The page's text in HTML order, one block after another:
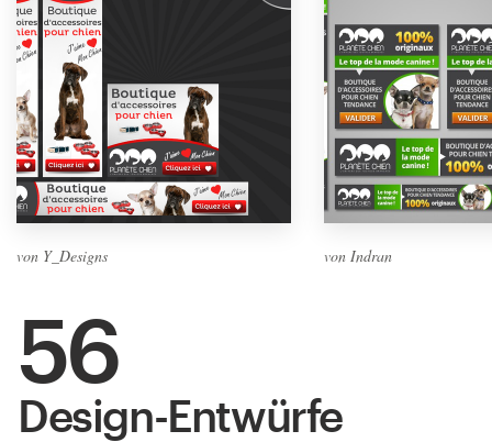
von Y_Designs von Indran
56
Design-Entwürfe